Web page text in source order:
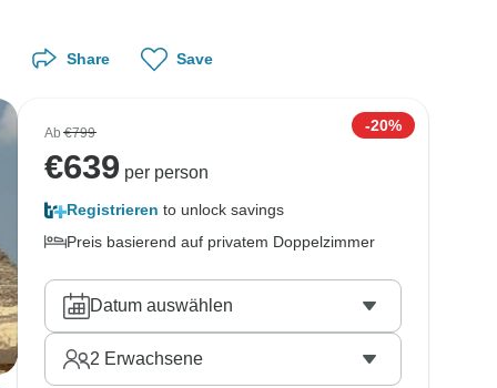
Share Save
Ab€799 -20%
€639 per person
Registrieren to unlock savings
Preis basierend auf privatem Doppelzimmer
Datum auswählen
2 Erwachsene